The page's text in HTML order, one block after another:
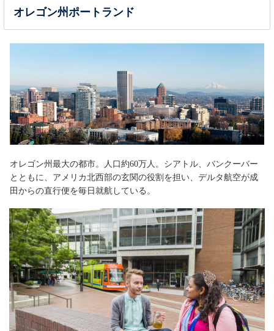
オレゴン州ポートランド
オレゴン州最大の都市。人口約60万人。シアトル、バンクーバー
とともに、アメリカ北西部の玄関の役割を担い、デルタ航空が成
田からの直行便を毎日就航している。